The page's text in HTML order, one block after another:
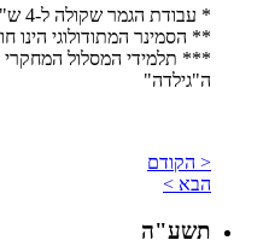
* עבודת הגמר שקולה ל-4 ש"ס לצורך חישוב שכר הלימוד
​** הסמינר המתודולוגי הינו
*** תלמידי המסלול
ה"גילדה"
< הקודם
הבא >
תשע"ה